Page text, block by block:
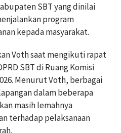
SBT yang dinilai
program
kepada masyarakat.
Voth saat mengikuti rapat
SBT di Ruang Komisi
Menurut Voth, berbagai
dalam beberapa
masih lemahnya
terhadap pelaksanaan